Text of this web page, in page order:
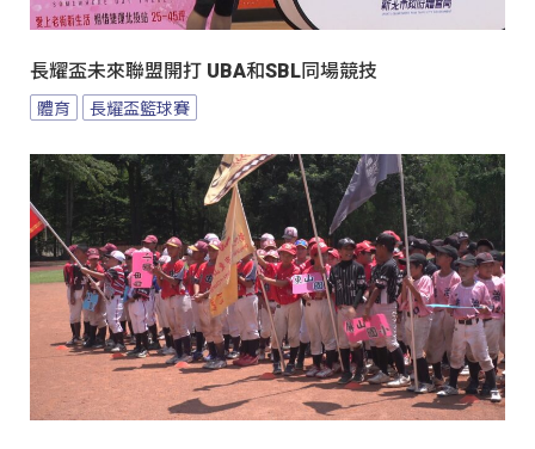
長耀盃未來聯盟開打 UBA和SBL同場競技
體育 長耀盃籃球賽